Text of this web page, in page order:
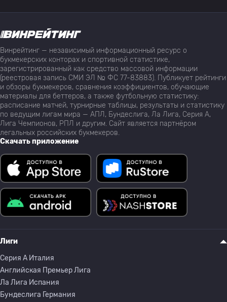
Винрейтинг — независимый информационный ресурс о
букмекерских конторах и спортивной статистике,
зарегистрированный как средство массовой информации
(реестровая запись СМИ ЭЛ № ФС 77-83883). Публикует рейтинги
и обзоры букмекеров, сравнения коэффициентов, обучающие
материалы для беттеров, а также футбольную статистику:
расписание матчей, турнирные таблицы, результаты и статистику
по ведущим лигам мира — АПЛ, Бундеслига, Ла Лига, Серия А,
Лига Чемпионов, РПЛ и другим. Сайт является партнёром
легальных российских букмекеров.
Скачать приложение
Лиги
Серия A Италия
Английская Премьер Лига
Ла Лига Испания
Бундеслига Германия